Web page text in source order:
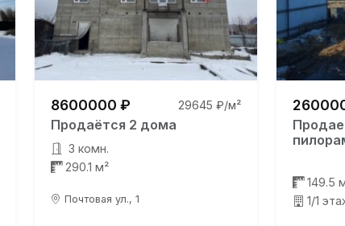
8600000 ₽ 29645 ₽/м²
Продаётся 2 дома
3 комн.
290.1 м²
Почтовая ул., 1
149.5
1/1